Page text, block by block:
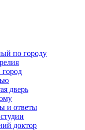
по городу
дверь
и ответы
доктор